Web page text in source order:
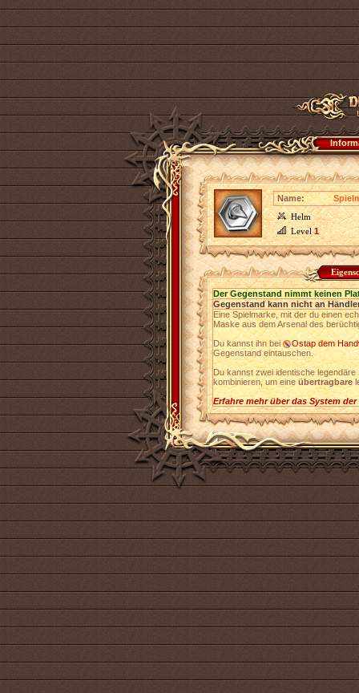
Name:
Helm
Level1
Der Gegenstand nimmt keinen
Gegenstand kann nicht an
Eine Spielmarke, mit der du einen
Maske aus dem Arsenal des
Du kannst ihn bei
Ostap dem
Gegenstand eintauschen.
Du kannst zwei identische
kombinieren, um eineübertragbare
Erfahre mehr über das System